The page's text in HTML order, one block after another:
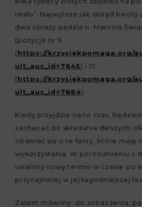
realu”. Najwyższe jak dotąd kwoty
dwa obrazy pędzla o. Marcina
(pozycje nr 9
(https://krzysiekpomaga.org/
ult_auc_id=7645) i 10
(https://krzysiekpomaga.org/
ult_auc_id=7664).
Kiedy przyjdzie na to czas,
zachęcać do składania dalszych
obawiać się o te fanty, które mają
wykorzystania. W porozumieniu z
ustalimy nowy termin w czasie po
przynajmniej w jej łagodniejszej
Zatem mówimy: do zobaczenia,